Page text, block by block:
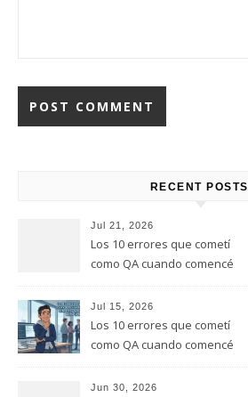
RECENT POSTS
Jul 21, 2026
Los 10 errores que cometí
como QA cuando comencé
(Parte 2)
Jul 15, 2026
Los 10 errores que cometí
como QA cuando comencé
(Parte 1)
Jun 30, 2026